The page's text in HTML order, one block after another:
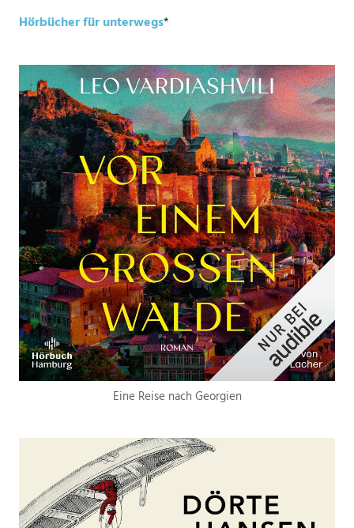
Hörbücher für unterwegs*
Eine Reise nach Georgien